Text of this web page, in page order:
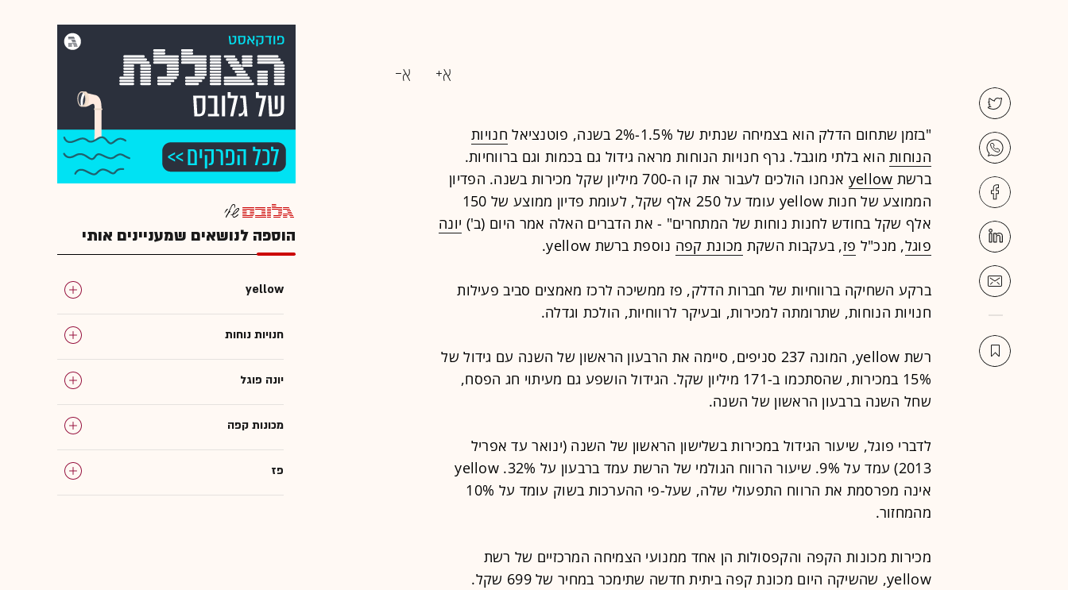
"בזמן שתחום הדלק הוא בצמיחה שנתית של 1.5%-2% בשנה, פוטנציאל
חנויות
הנוחותהוא בלתי מוגבל. גרף חנויות הנוחות מראה גידול גם בכמות וגם ברווחיות.
ברשת yellow
אנחנו הולכים לעבור את קו ה-700 מיליון שקל מכירות בשנה. הפדיון
הממוצע של חנות yellow עומד על 250 אלף שקל, לעומת פדיון ממוצע של 150
אלף שקל בחודש לחנות נוחות של המתחרים" - את הדברים האלה אמר היום (ב') יונה
פוגל, מנכ"ל פז, בעקבות השקת מכונת קפה נוספת ברשת yellow.
ברקע השחיקה ברווחיות של חברות הדלק, פז ממשיכה לרכז מאמצים סביב פעילות
חנויות הנוחות, שתרומתה למכירות, ובעיקר לרווחיות, הולכת וגדלה.
רשת yellow, המונה 237 סניפים, סיימה את הרבעון הראשון של השנה עם גידול של
15% במכירות, שהסתכמו ב-171 מיליון שקל. הגידול הושפע גם מעיתוי חג הפסח,
שחל השנה ברבעון הראשון של השנה.
לדברי פוגל, שיעור הגידול במכירות בשלישון הראשון של השנה (ינואר עד אפריל
2013) עמד על 9%. שיעור הרווח הגולמי של הרשת עמד ברבעון על 32%. yellow
אינה מפרסמת את הרווח התפעולי שלה, שעל-פי ההערכות בשוק עומד על 10%
מהמחזור.
מכירות מכונות הקפה והקפסולות הן אחד ממנועי הצמיחה המרכזיים של רשת
yellow, שהשיקה היום מכונת קפה ביתית חדשה שתימכר במחיר של 699 שקל.
הוספה לנושאים שמעניינים אותי
yellow
חנויות נוחות
יונה פוגל
מכונות קפה
פז